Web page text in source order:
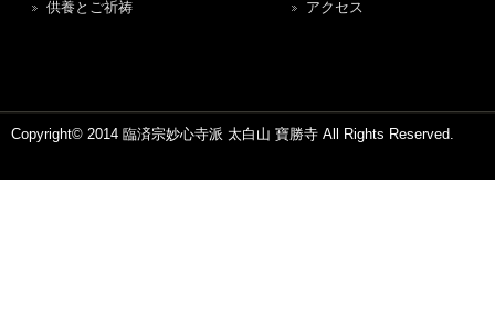
供養とご祈祷
アクセス
Copyright© 2014 臨済宗妙心寺派 太白山 寶勝寺 All Rights Reserved.